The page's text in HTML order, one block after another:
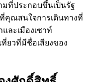
ที่ประกอบขึ้นเป็นรัฐ
คุณสนใจการเดินทางที่
ละเมืองเซาท์
ยวที่มีชื่อเสียงของ